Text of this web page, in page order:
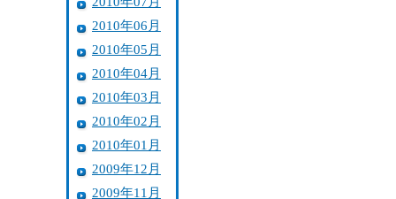
2010年06月
2010年05月
2010年04月
2010年03月
2010年02月
2010年01月
2009年12月
2009年11月